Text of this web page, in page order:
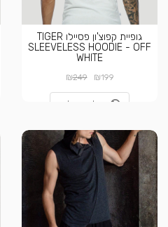
גופיית קפוצ'ון פסיילו TIGER
SLEEVELESS HOODIE - OFF
WHITE
₪199
₪249
אזל מהמלאי